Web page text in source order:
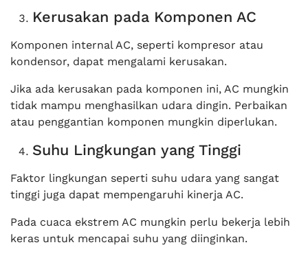
Kerusakan pada Komponen AC
Komponen internal AC, seperti kompresor atau
kondensor, dapat mengalami kerusakan.
Jika ada kerusakan pada komponen ini, AC mungkin
tidak mampu menghasilkan udara dingin. Perbaikan
atau penggantian komponen mungkin diperlukan.
Suhu Lingkungan yang Tinggi
Faktor lingkungan seperti suhu udara yang sangat
tinggi juga dapat mempengaruhi kinerja AC.
Pada cuaca ekstrem AC mungkin perlu bekerja lebih
keras untuk mencapai suhu yang diinginkan.